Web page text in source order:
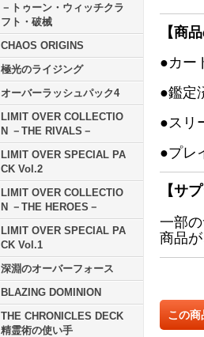
－トゥーン・ウィッチクラ
フト・破械
CHAOS ORIGINS
極光のライジング
オーバーラッシュパック4
LIMIT OVER COLLECTIO
N －THE RIVALS－
LIMIT OVER SPECIAL PA
CK Vol.2
LIMIT OVER COLLECTIO
N －THE HEROES－
LIMIT OVER SPECIAL PA
CK Vol.1
深淵のオーバーフォース
BLAZING DOMINION
THE CHRONICLES DECK
精霊術の使い手
【商
●カー
●鑑定
●スリ
●プレ
【サ
一部
商品が
この